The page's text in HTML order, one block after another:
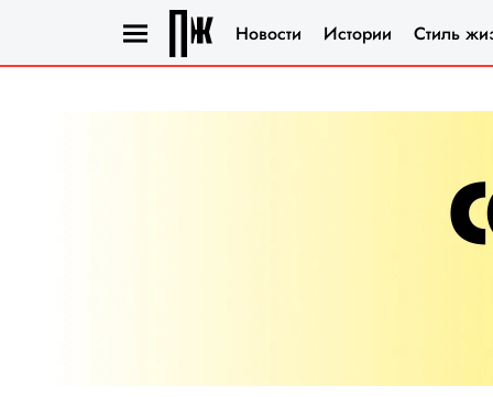
Новости Истории Стиль